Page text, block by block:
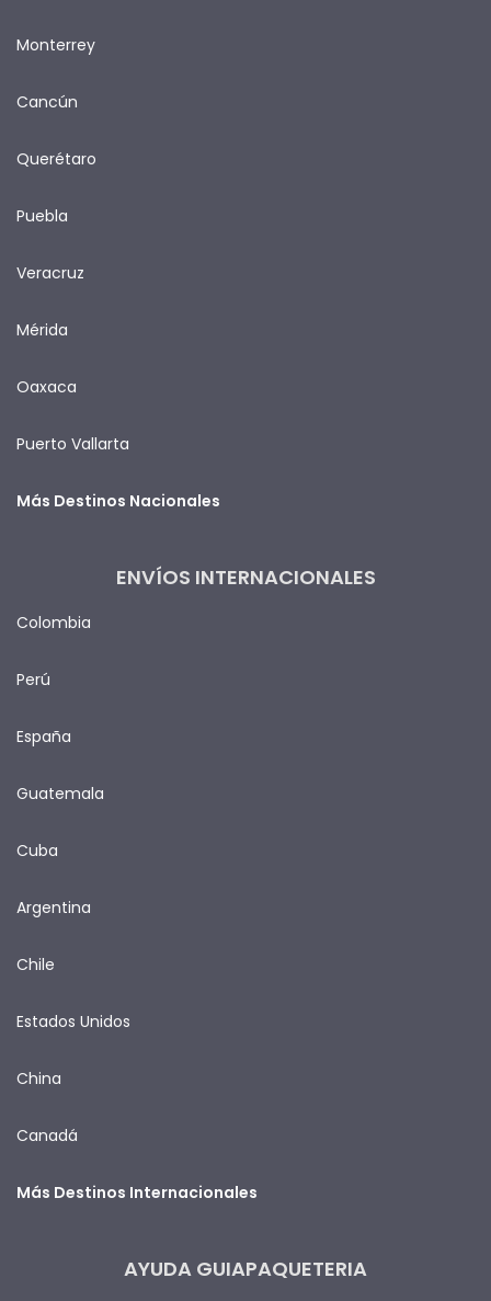
Monterrey
Cancún
Querétaro
Puebla
Veracruz
Mérida
Oaxaca
Puerto Vallarta
Más Destinos Nacionales
ENVÍOS INTERNACIONALES
Colombia
Perú
España
Guatemala
Cuba
Argentina
Chile
Estados Unidos
China
Canadá
Más Destinos Internacionales
AYUDA GUIAPAQUETERIA